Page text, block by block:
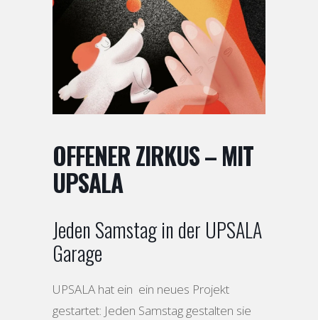
OFFENER ZIRKUS – MIT
UPSALA
Jeden Samstag in der UPSALA
Garage
UPSALA hat ein ein neues Projekt
gestartet: Jeden Samstag gestalten sie